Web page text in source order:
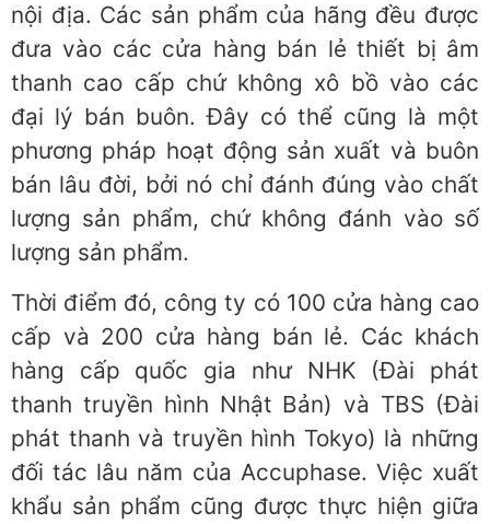
nội địa. Các sản phẩm của hãng đều được
đưa vào các cửa hàng bán lẻ thiết bị âm
thanh cao cấp chứ không xô bồ vào các
đại lý bán buôn. Đây có thể cũng là một
phương pháp hoạt động sản xuất và buôn
bán lâu đời, bởi nó chỉ đánh đúng vào chất
lượng sản phẩm, chứ không đánh vào số
lượng sản phẩm.
Thời điểm đó, công ty có 100 cửa hàng cao
cấp và 200 cửa hàng bán lẻ. Các khách
hàng cấp quốc gia như NHK (Đài phát
thanh truyền hình Nhật Bản) và TBS (Đài
phát thanh và truyền hình Tokyo) là những
đối tác lâu năm của Accuphase. Việc xuất
khẩu sản phẩm cũng được thực hiện giữa